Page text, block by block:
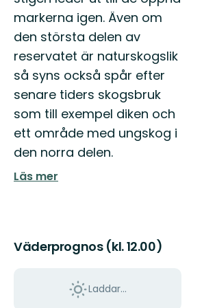
markerna igen. Även om
den största delen av
reservatet är naturskogslik
så syns också spår efter
senare tiders skogsbruk
som till exempel diken och
ett område med ungskog i
den norra delen.
Läs mer
Väderprognos (kl. 12.00)
Laddar...